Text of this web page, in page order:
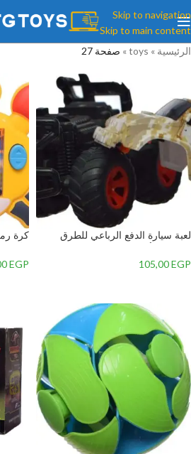
Skip to navigation
Skip to main content
الرئيسية »
toys
» صفحة 27
لعبة سيارة الدفع الرباعي للطرق
105,00EGP
كرة
EGP